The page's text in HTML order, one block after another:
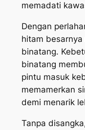
memadati
Dengan
hitam
binatang.
binatang
pintu masuk
memamerkan
demi menarik
Tanpa